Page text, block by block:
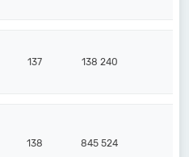
137 138 240
138 845 524